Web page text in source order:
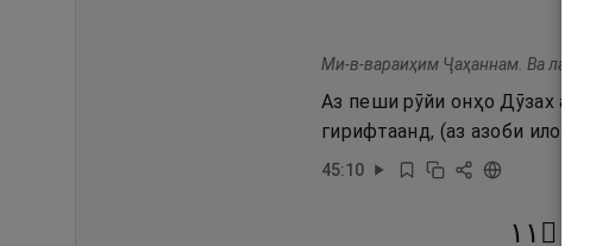
Ми-в-вараиҳим Ҷаҳаннам. Ва ла
Аз пеши рӯйи онҳо Дӯзах
гирифтаанд, (аз азоби
45:10
۝ ١١